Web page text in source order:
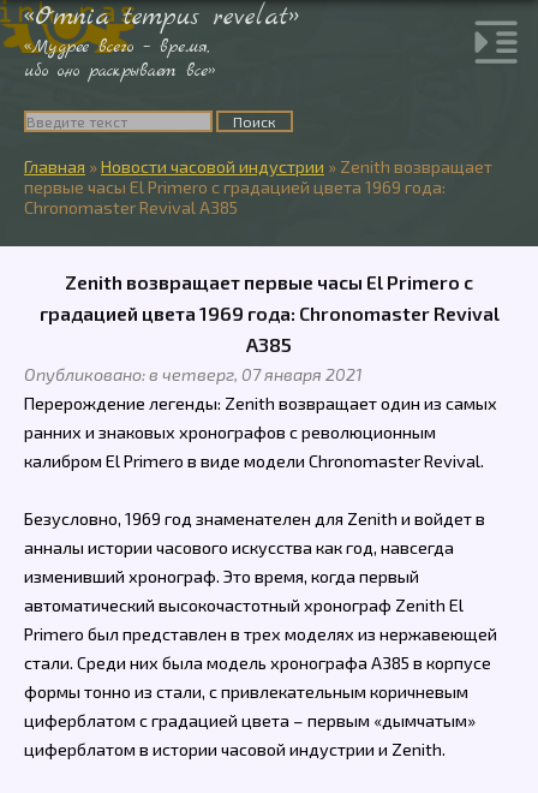
«Omnia tempus revelat»
«Мудрее всего – время,
ибо оно раскрывает все»
Главная »Новости часовой индустрии » Zenith возвращает
первые часы El Primero с градацией цвета 1969 года:
Chronomaster Revival A385
Zenith возвращает первые часы El Primero с
градацией цвета 1969 года: Chronomaster Revival
A385
Опубликовано: в четверг, 07 января 2021
Перерождение легенды: Zenith возвращает один из самых
ранних и знаковых хронографов с революционным
калибром El Primero в виде модели Chronomaster Revival.
Безусловно, 1969 год знаменателен для Zenith и войдет в
анналы истории часового искусства как год, навсегда
изменивший хронограф. Это время, когда первый
автоматический высокочастотный хронограф Zenith El
Primero был представлен в трех моделях из нержавеющей
стали. Среди них была модель хронографа A385 в корпусе
формы тонно из стали, с привлекательным коричневым
циферблатом с градацией цвета – первым «дымчатым»
циферблатом в истории часовой индустрии и Zenith.